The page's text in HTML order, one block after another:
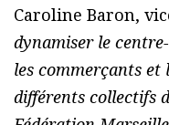
Caroline Baron,
dynamiser le
les commerçants et
différents collectifs